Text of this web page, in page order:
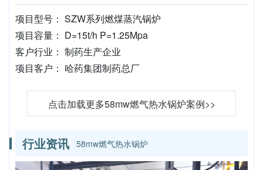
项目型号： SZW系列燃煤蒸汽锅炉
项目容量： D=15t/h P=1.25Mpa
客户行业： 制药生产企业
项目客户： 哈药集团制药总厂
点击加载更多58mw燃气热水锅炉案例>>
行业资讯 58mw燃气热水锅炉